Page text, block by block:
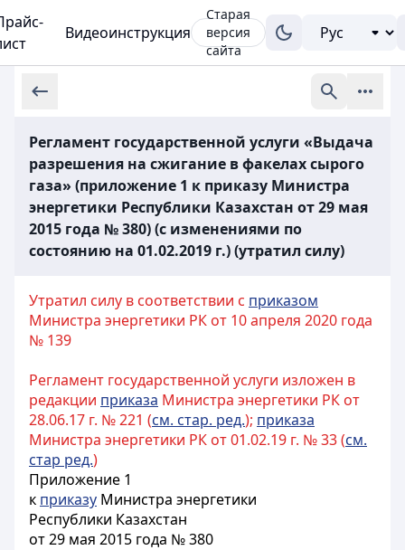
Видеоинструкция
Старая
версия
сайта
Регламент государственной услуги «Выдача
разрешения на сжигание в факелах сырого
газа» (приложение 1 к приказу Министра
энергетики Республики Казахстан от 29 мая
2015 года № 380) (с изменениями по
состоянию на 01.02.2019 г.) (утратил силу)
Утратил силу в соответствии с приказом
Министра энергетики РК от 10 апреля 2020 года
№ 139
Регламент государственной услуги изложен в
редакции приказа Министра энергетики РК от
28.06.17 г. № 221 (см. стар. ред.); приказа
Министра энергетики РК от 01.02.19 г. № 33 (см.
стар ред.)
Приложение 1
к приказу Министра энергетики
Республики Казахстан
от 29 мая 2015 года № 380